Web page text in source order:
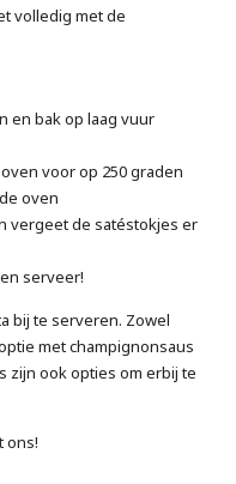
volledig met de
en bak op laag vuur
voor op 250 graden
oven
vergeet de satéstokjes er
serveer!
bij te serveren. Zowel
met champignonsaus
zijn ook opties om erbij te
ons!